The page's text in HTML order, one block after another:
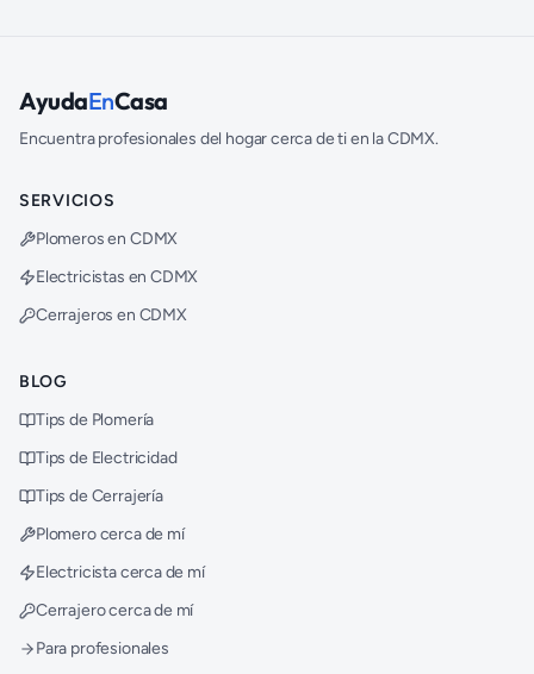
AyudaEnCasa
Encuentra profesionales del hogar cerca de ti en la CDMX.
SERVICIOS
Plomeros en CDMX
Electricistas en CDMX
Cerrajeros en CDMX
BLOG
Tips de Plomería
Tips de Electricidad
Tips de Cerrajería
Plomero cerca de mí
Electricista cerca de mí
Cerrajero cerca de mí
Para profesionales